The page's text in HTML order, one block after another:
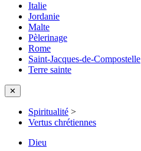
Italie
Jordanie
Malte
Pèlerinage
Rome
Saint-Jacques-de-Compostelle
Terre sainte
✕
Spiritualité >
Vertus chrétiennes
Dieu